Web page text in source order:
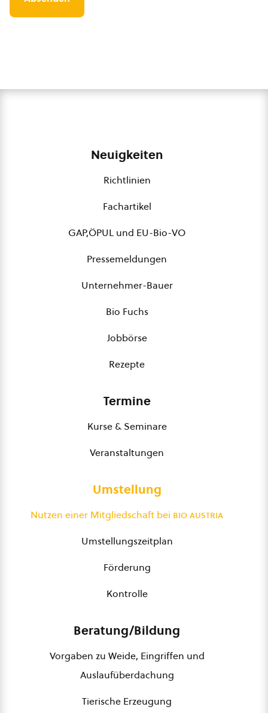
Neuigkeiten
Richtlinien
Fachartikel
GAP,ÖPUL und EU-Bio-VO
Pressemeldungen
Unternehmer-Bauer
Bio Fuchs
Jobbörse
Rezepte
Termine
Kurse & Seminare
Veranstaltungen
Umstellung
Nutzen einer Mitgliedschaft bei bio austria
Umstellungszeitplan
Förderung
Kontrolle
Beratung/Bildung
Vorgaben zu Weide, Eingriffen und
Auslaufüberdachung
Tierische Erzeugung